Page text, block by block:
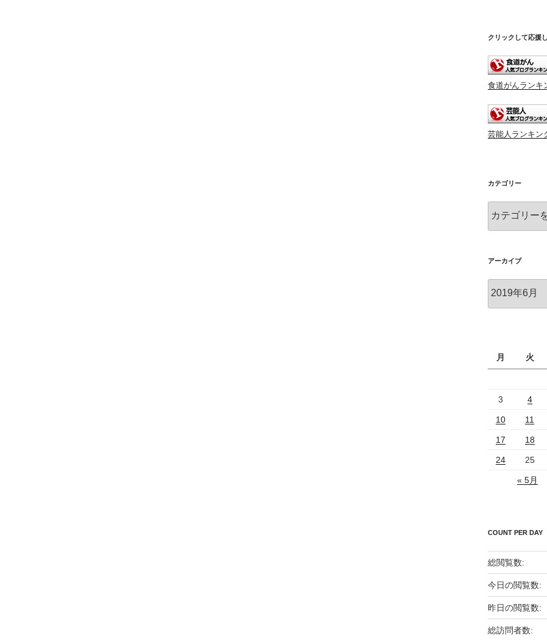
クリックして応援
食道がんランキ
芸能人ランキン
カテゴリー
テ
ゴ
ー
アーカイブ
ー
カ
月
火
3 4
10 11
17 18
24 25
« 5月
COUNT PER DAY
総閲覧数:
今日の閲覧数:
昨日の閲覧数:
総訪問者数: